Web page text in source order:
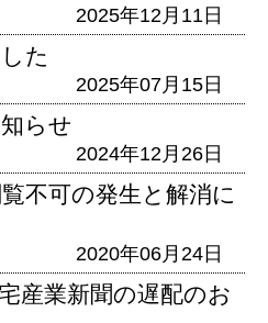
2025年12月11日
た
2025年07月15日
らせ
2024年12月26日
不可の発生と解消に
2020年06月24日
産業新聞の遅配のお